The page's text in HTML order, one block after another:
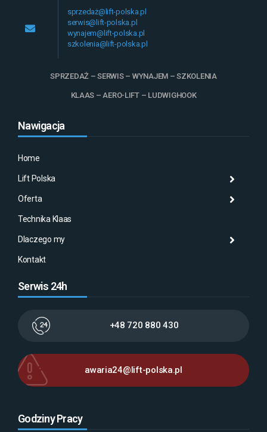
sprzedaż@lift-polska.pl
serwis@lift-polska.pl
wynajem@lift-polska.pl
szkolenia@lift-polska.pl
SPRZEDAŻ – SERWIS – WYNAJEM – SZKOLENIA
KLAAS – AERO-LIFT – LUDWIGHOOK
Nawigacja
Home
Lift Polska
Oferta
Technika Klaas
Dlaczego my
Kontakt
Serwis 24h
+48 720 880 430
awaria24@lift-polska.pl
Godziny Pracy